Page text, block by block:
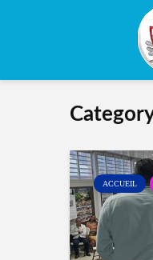
ACCUEIL